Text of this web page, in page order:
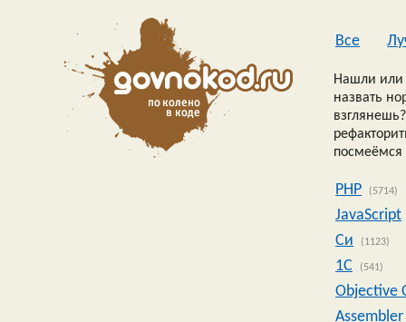
Все
Нашли или
назвать
посмеёмся
PHP (5714)
JavaScript
Си
(1123)
1C (541)
Objective
Assembler